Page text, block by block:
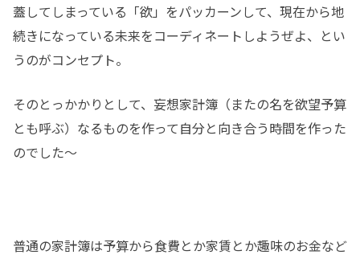
蓋してしまっている「欲」をパッカーンして、現在から地
続きになっている未来をコーディネートしようぜよ、とい
うのがコンセプト。
そのとっかかりとして、妄想家計簿（またの名を欲望予算
とも呼ぶ）なるものを作って自分と向き合う時間を作った
のでした～
普通の家計簿は予算から食費とか家賃とか趣味のお金など